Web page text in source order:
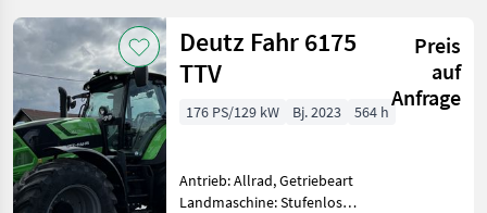
Druckluftbremse Bereifun
Deutz Fahr 6175
TTV
Preis
auf
Anfrage
176 PS/129 kW Bj. 2023 564 h
Antrieb: Allrad, Getriebeart
Landmaschine: Stufenloses